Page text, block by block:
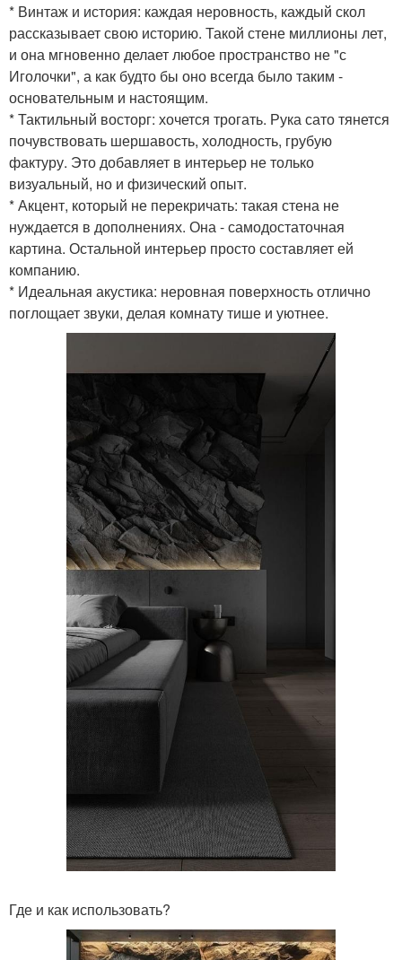
* Винтаж и история: каждая неровность, каждый скол
рассказывает свою историю. Такой стене миллионы лет,
и она мгновенно делает любое пространство не "с
Иголочки", а как будто бы оно всегда было таким -
основательным и настоящим.
* Тактильный восторг: хочется трогать. Рука сато тянется
почувствовать шершавость, холодность, грубую
фактуру. Это добавляет в интерьер не только
визуальный, но и физический опыт.
* Акцент, который не перекричать: такая стена не
нуждается в дополнениях. Она - самодостаточная
картина. Остальной интерьер просто составляет ей
компанию.
* Идеальная акустика: неровная поверхность отлично
поглощает звуки, делая комнату тише и уютнее.
Где и как использовать?